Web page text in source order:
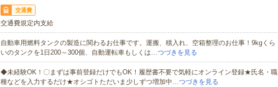
交通費
交通費規定内支給
自動車用燃料タンクの製造に関わるお仕事です。運搬、積入れ、空箱整理のお仕事！9kgくら
いのタンクを1日200～300個、自動運転車もしくは…つづきを見る
◆未経験OK！〇まずは事前登録だけでもOK！履歴書不要で気軽にオンライン登録★氏名・職
種などを入力するだけ★オシゴトただいま少しずつ増加中…つづきを見る